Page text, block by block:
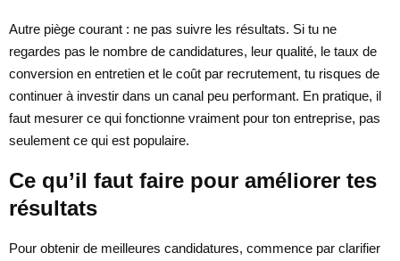
Autre piège courant : ne pas suivre les résultats. Si tu ne
regardes pas le nombre de candidatures, leur qualité, le taux de
conversion en entretien et le coût par recrutement, tu risques de
continuer à investir dans un canal peu performant. En pratique, il
faut mesurer ce qui fonctionne vraiment pour ton entreprise, pas
seulement ce qui est populaire.
Ce qu’il faut faire pour améliorer tes
résultats
Pour obtenir de meilleures candidatures, commence par clarifier